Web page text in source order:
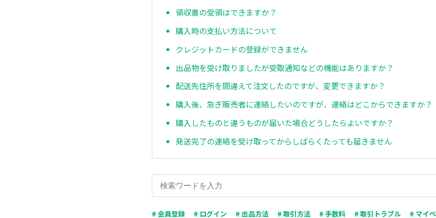
領収書の受領はできますか？
購入時の支払い方法について
クレジットカードの登録ができません
出品物を受け取りましたが受取通知などの機能はありますか？
配送先住所を間違えて注文したのですが、変更できますか？
購入後、急ぎ販売者に連絡したいのですが、連絡はどこからできますか？
購入したものと違うものが届いた場合どうしたらよいですか？
発送完了の連絡を受け取ってからしばらくたっても届きません
# 会員登録 # ログイン # 出品方法 # 取引方法 # 手数料 # 取引トラブル # マイ